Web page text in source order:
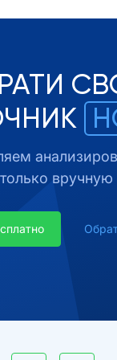
вручную